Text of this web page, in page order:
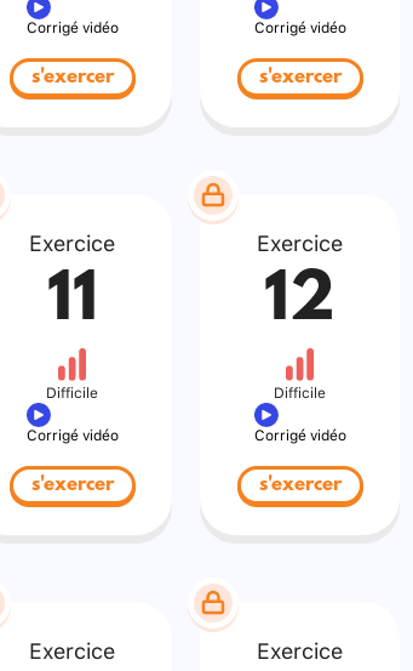
Corrigé vidéo
s'exercer
Corrigé vidéo
s'exercer
Exercice
11
Difficile
Corrigé vidéo
s'exercer
Exercice
12
Difficile
Corrigé vidéo
s'exercer
Exercice Exercice